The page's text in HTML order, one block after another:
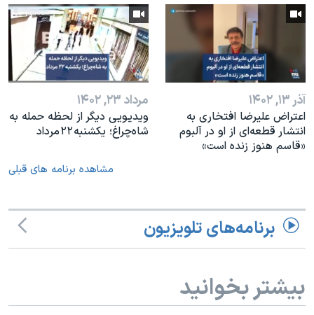
آذر ۱۳, ۱۴۰۲
اعتراض علیرضا افتخاری به
انتشار قطعه‌ای از او در آلبوم
«قاسم هنوز زنده است»
مرداد ۲۳, ۱۴۰۲
ویدیویی دیگر از لحظه حمله به
شاه‌چراغ؛ یکشنبه ۲۲ مرداد
مشاهده برنامه های قبلی
برنامه‌های تلویزیون
بیشتر بخوانید